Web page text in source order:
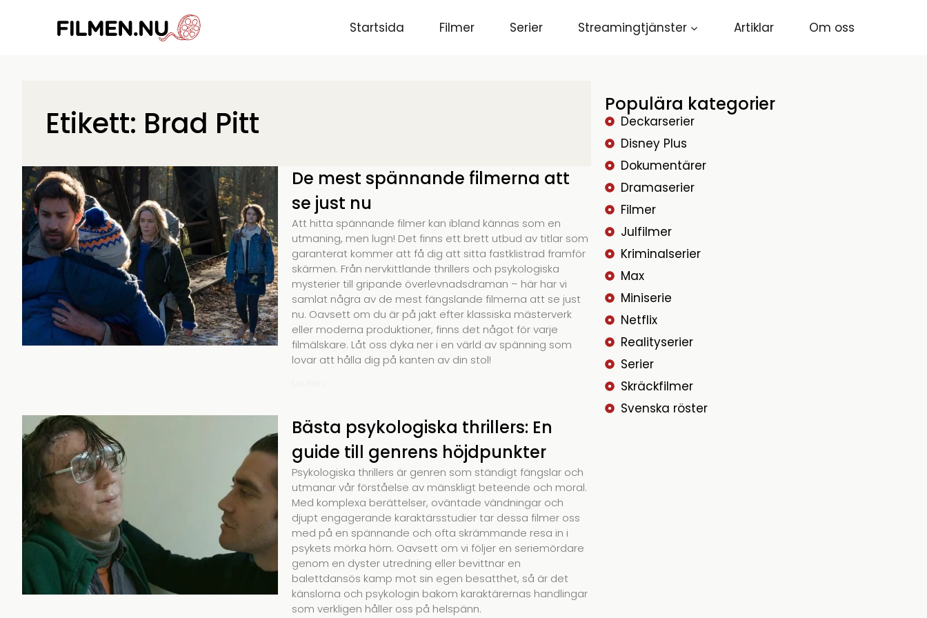
Startsida Filmer Serier Streamingtjänster Artiklar Om oss
Etikett: Brad Pitt
De mest spännande filmerna att
se just nu
Att hitta spännande filmer kan ibland kännas som en
utmaning, men lugn! Det finns ett brett utbud av titlar som
garanterat kommer att få dig att sitta fastklistrad framför
skärmen. Från nervkittlande thrillers och psykologiska
mysterier till gripande överlevnadsdraman – här har vi
samlat några av de mest fängslande filmerna att se just
nu. Oavsett om du är på jakt efter klassiska mästerverk
eller moderna produktioner, finns det något för varje
filmälskare. Låt oss dyka ner i en värld av spänning som
lovar att hålla dig på kanten av din stol!
Bästa psykologiska thrillers: En
guide till genrens höjdpunkter
Psykologiska thrillers är genren som ständigt fängslar och
utmanar vår förståelse av mänskligt beteende och moral.
Med komplexa berättelser, oväntade vändningar och
djupt engagerande karaktärsstudier tar dessa filmer oss
med på en spännande och ofta skrämmande resa in i
psykets mörka hörn. Oavsett om vi följer en seriemördare
genom en dyster utredning eller bevittnar en
balettdansös kamp mot sin egen besatthet, så är det
känslorna och psykologin bakom karaktärernas handlingar
som verkligen håller oss på helspänn.
Populära kategorier
Deckarserier
Disney Plus
Dokumentärer
Dramaserier
Filmer
Julfilmer
Kriminalserier
Max
Miniserie
Netflix
Realityserier
Serier
Skräckfilmer
Svenska röster